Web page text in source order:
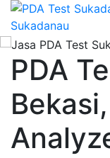
PDA